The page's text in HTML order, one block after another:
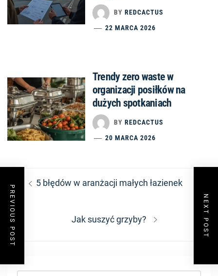
BY REDCACTUS
22 MARCA 2026
Trendy zero waste w
organizacji posiłków na
dużych spotkaniach
BY REDCACTUS
20 MARCA 2026
Nawigacja
wpisu
Previous
5 błędów w aranżacji małych łazienek
Next
Jak suszyć grzyby?
PREVIOUS POST NEXT POST